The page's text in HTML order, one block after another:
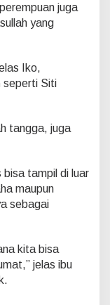
juga
yang
Iko,
seperti Siti
tangga, juga
bisa tampil di luar
maupun
sebagai
kita bisa
jelas ibu